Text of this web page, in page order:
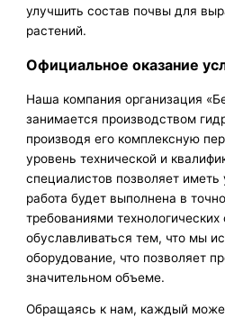
улучшить состав почвы для
растений.
Официальное оказание
Наша компания организация
занимается производством
производя его комплексную
уровень технической и
специалистов позволяет иметь
работа будет выполнена в
требованиями
обуславливаться тем, что мы
оборудование, что позволяет
значительном объеме.
Обращаясь к нам, каждый